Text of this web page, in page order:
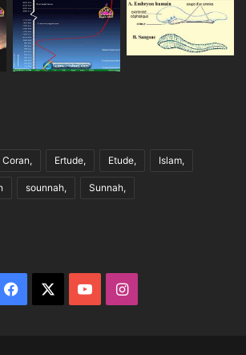
Coran, Ertude, Etude, Islam,
sounnah, Sunnah,
Facebook YouTubeInstagram